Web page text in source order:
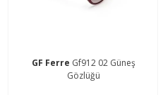
GF Ferre Gf912 02 Güneş
Gözlüğü